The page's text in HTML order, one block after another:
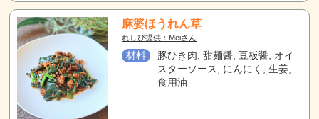
麻婆ほうれん草
れしぴ提供：Meiさん
材料
豚ひき肉, 甜麺醤, 豆板醤, オイ
スターソース, にんにく, 生姜,
食用油